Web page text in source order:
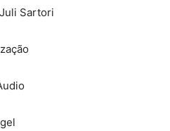
Sartori